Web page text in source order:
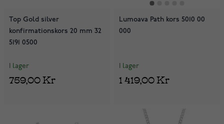
Top Gold silver
konfirmationskors 20 mm 32
5191 0500
I lager
759,00 Kr
Lumoava Path kors 5010 00
000
I lager
1 419,00 Kr